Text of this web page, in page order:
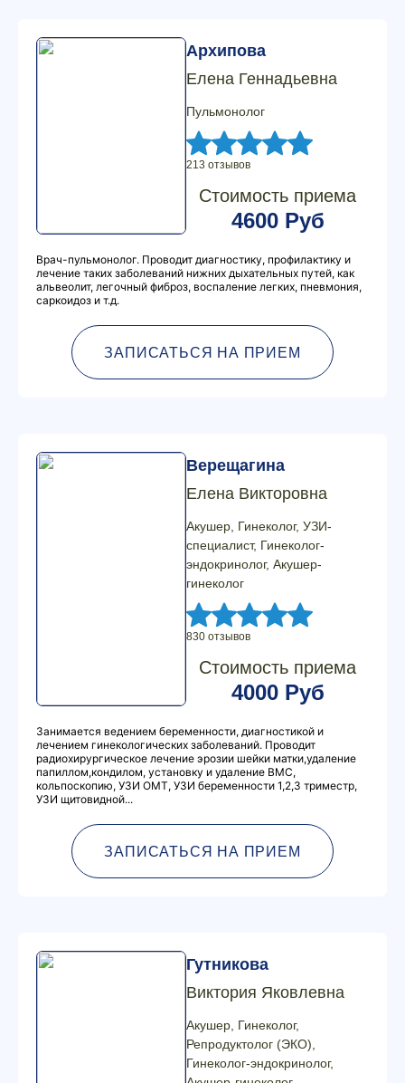
Архипова
Елена Геннадьевна
Пульмонолог
213 отзывов
Стоимость приема
4600 Руб
Врач-пульмонолог. Проводит диагностику, профилактику и
лечение таких заболеваний нижних дыхательных путей, как
альвеолит, легочный фиброз, воспаление легких, пневмония,
саркоидоз и т.д.
ЗАПИСАТЬСЯ НА ПРИЕМ
Верещагина
Елена Викторовна
Акушер, Гинеколог, УЗИ-
специалист, Гинеколог-
эндокринолог, Акушер-
гинеколог
830 отзывов
Стоимость приема
4000 Руб
Занимается ведением беременности, диагностикой и
лечением гинекологических заболеваний. Проводит
радиохирургическое лечение эрозии шейки матки,удаление
папиллом,кондилом, установку и удаление ВМС,
кольпоскопию, УЗИ ОМТ, УЗИ беременности 1,2,3 триместр,
УЗИ щитовидной...
ЗАПИСАТЬСЯ НА ПРИЕМ
Гутникова
Виктория Яковлевна
Акушер, Гинеколог,
Репродуктолог (ЭКО),
Гинеколог-эндокринолог,